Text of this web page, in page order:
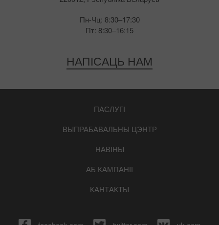
НАПІСАЦЬ НАМ
Пн-Чц: 8:30–17:30
Пт: 8:30–16:15
ПАСЛУГІ
ВЫПРАБАВАЛЬНЫ ЦЭНТР
НАВІНЫ
АБ КАМПАНІІ
КАНТАКТЫ